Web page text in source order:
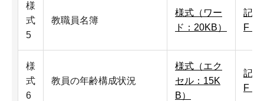
様
式
5
教職員名簿
様式（ワー
ド：20KB）
記
F：
様
式
6
教員の年齢構成状況
様式（エク
セル：15K
B）
記
F：